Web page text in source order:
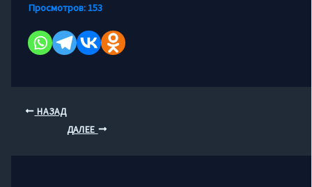
Просмотров:153
НАЗАД
ДАЛЕЕ